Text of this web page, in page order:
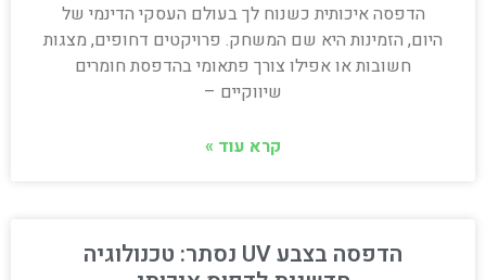
הדפסה איכותית כשנוח לך בעולם העסקי הדינמי של
היום, הזמינות היא שם המשחק. פרויקטים דחופים, מצגות
חשובות או אפילו צורך פתאומי בהדפסת חומרים
שיווקיים –
קרא עוד »
הדפסה בצבע UV נסתר: טכנולוגיה